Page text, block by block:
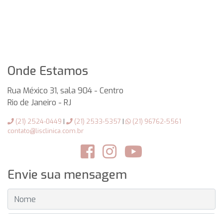
Onde Estamos
Rua México 31, sala 904 - Centro
Rio de Janeiro - RJ
(21) 2524-0449 | (21) 2533-5357 |
(21) 96762-5561
contato@lisclinica.com.br
Envie sua mensagem
NOME